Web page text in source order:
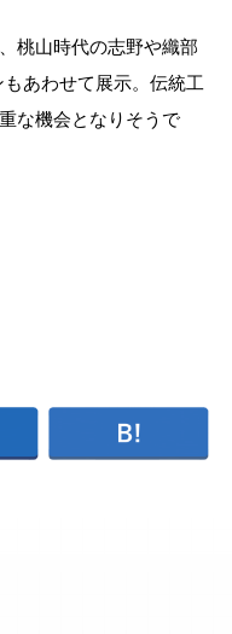
桃山時代の志野や織部
あわせて展示。伝統工
な機会となりそうで